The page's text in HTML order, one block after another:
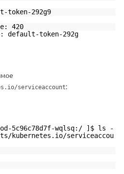
token-292g9
420
default-token-292g
serviceaccount:
5c96c78d7f-wqlsq:/ ]$ ls -
kubernetes.io/serviceaccou